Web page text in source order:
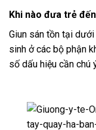
Khi nào đưa trẻ
Giun sán tồn tại
sinh ở các bộ phận
số dấu hiệu cần chú